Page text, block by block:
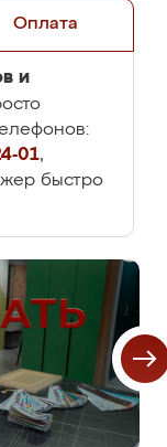
Оплата
и
01,
быстро